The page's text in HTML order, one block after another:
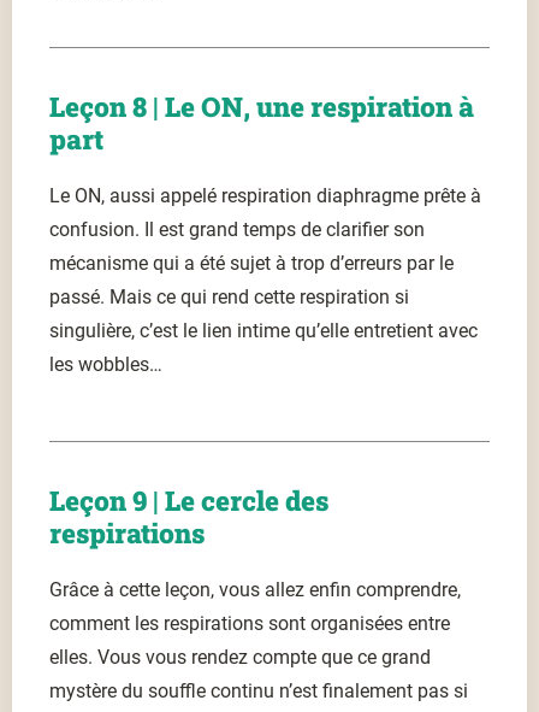
Leçon 8 | Le ON, une respiration à
part
Le ON, aussi appelé respiration diaphragme prête à
confusion. Il est grand temps de clarifier son
mécanisme qui a été sujet à trop d’erreurs par le
passé. Mais ce qui rend cette respiration si
singulière, c’est le lien intime qu’elle entretient avec
les wobbles…
Leçon 9 | Le cercle des
respirations
Grâce à cette leçon, vous allez enfin comprendre,
comment les respirations sont organisées entre
elles. Vous vous rendez compte que ce grand
mystère du souffle continu n’est finalement pas si